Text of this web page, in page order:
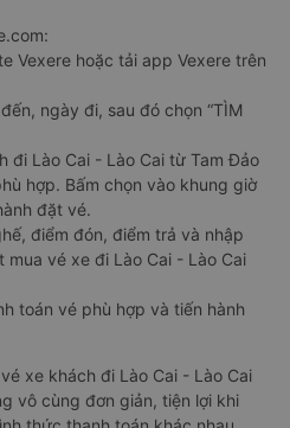
Vexere hoặc tải app Vexere trên
ngày đi, sau đó chọn “TÌM
đi Lào Cai - Lào Cai từ Tam Đảo
hợp. Bấm chọn vào khung giờ
đặt vé.
điểm đón, điểm trả và nhập
vé xe đi Lào Cai - Lào Cai
toán vé phù hợp và tiến hành
xe khách đi Lào Cai - Lào Cai
vô cùng đơn giản, tiện lợi khi